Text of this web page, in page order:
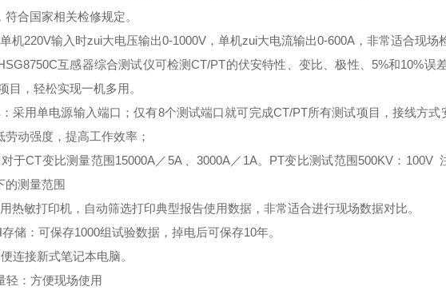
合国家相关检修规定。
机220V输入时zui大电压输出0-1000V，单机zui大电流输出0-600A，非常适合现场
互感器综合测试仪可检测CT/PT的伏安特性、变比、极性、5%和10%误
目，轻松实现一机多用。
采用单电源输入端口；仅有8个测试端口就可完成CT/PT所有测试项目，接线方式
劳动强度，提高工作效率；
于CT变比测量范围15000A／5A 、3000A／1A。PT变比测试范围500KV：100V
的测量范围
热敏打印机，自动筛选打印典型报告使用数据，非常适合进行现场数据对比。
储：可保存1000组试验数据，掉电后可保存10年。
连接新式笔记本电脑。
轻：方便现场使用